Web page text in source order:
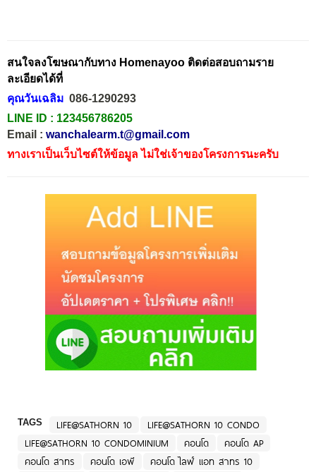
สนใจลงโฆษณากับทาง Homenayoo ติดต่อสอบถามราย
ละเอียดได้ที่
คุณวันเฉลิม 086-1290293
LINE ID : 123456786205
Email : wanchalearm.t@gmail.com
ทางเราเป็นเว็บไซต์ให้ข้อมูล ไม่ใช่เจ้าของโครงการนะครับ
TAGS LIFE@SATHORN 10
LIFE@SATHORN 10 CONDO
LIFE@SATHORN 10 CONDOMINIUM
คอนโด
คอนโด AP
คอนโด สาทร
คอนโด เอพี
คอนโด ไลฟ์ แอท สาทร 10